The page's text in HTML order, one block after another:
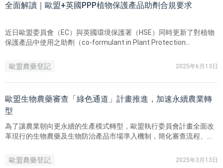
全面解讀｜歐盟+英國PPP植物保護產品助劑合規要求
近日歐盟委員會（EC）與英國環境保護署（HSE）同時更新了對植物
保護產品中使用之助劑（co-formulant in Plant Protection
歐盟農藥登記
2025年6月13日
歐盟生物農藥審查「綠色通道」計畫推進，加速永續農業轉
型
​為了讓農業朝向更永續的生產模式轉型，歐盟執行委員會計畫全面改
革現行的生物農藥及生物防治產品市場準入機制，簡化審查流程、引
歐盟農藥登記
2025年3月13日